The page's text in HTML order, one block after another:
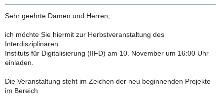
Sehr geehrte Damen und Herren,
ich möchte Sie hiermit zur Herbstveranstaltung des
Interdisziplinären
Instituts für Digitalisierung (IIFD) am 10. November um 16:00 Uhr
einladen.
Die Veranstaltung steht im Zeichen der neu beginnenden Projekte
im Bereich